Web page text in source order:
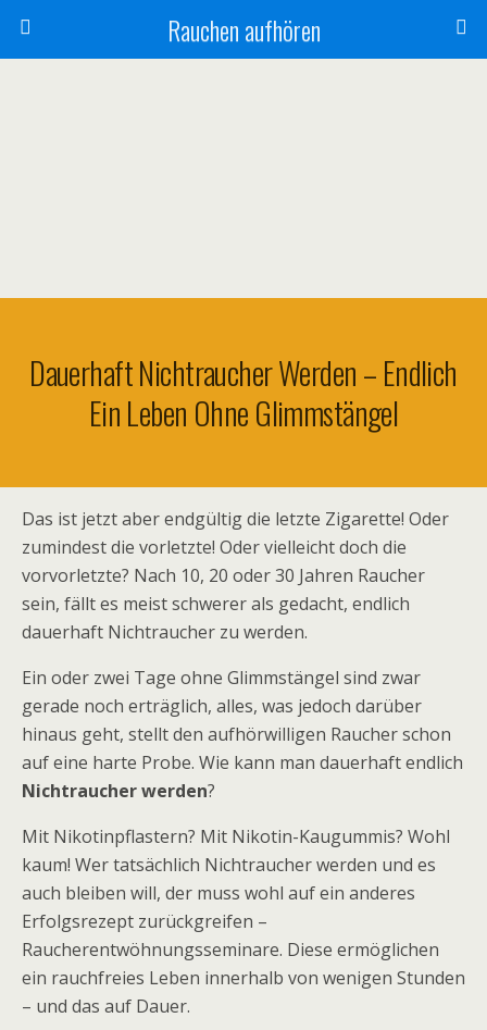
Rauchen aufhören
Dauerhaft Nichtraucher Werden – Endlich
Ein Leben Ohne Glimmstängel
Das ist jetzt aber endgültig die letzte Zigarette! Oder
zumindest die vorletzte! Oder vielleicht doch die
vorvorletzte? Nach 10, 20 oder 30 Jahren Raucher
sein, fällt es meist schwerer als gedacht, endlich
dauerhaft Nichtraucher zu werden.
Ein oder zwei Tage ohne Glimmstängel sind zwar
gerade noch erträglich, alles, was jedoch darüber
hinaus geht, stellt den aufhörwilligen Raucher schon
auf eine harte Probe. Wie kann man dauerhaft endlich
Nichtraucher werden?
Mit Nikotinpflastern? Mit Nikotin-Kaugummis? Wohl
kaum! Wer tatsächlich Nichtraucher werden und es
auch bleiben will, der muss wohl auf ein anderes
Erfolgsrezept zurückgreifen –
Raucherentwöhnungsseminare. Diese ermöglichen
ein rauchfreies Leben innerhalb von wenigen Stunden
– und das auf Dauer.